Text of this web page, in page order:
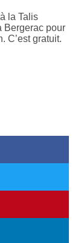
la Talis
Bergerac pour
C’est gratuit.